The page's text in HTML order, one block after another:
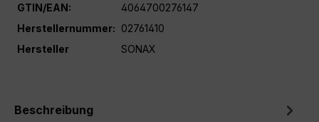
GTIN/EAN:
4064700276147
Herstellernummer: 02761410
Hersteller
SONAX
Beschreibung